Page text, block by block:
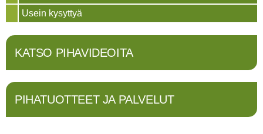
Usein kysyttyä
KATSO PIHAVIDEOITA
PIHATUOTTEET JA PALVELUT